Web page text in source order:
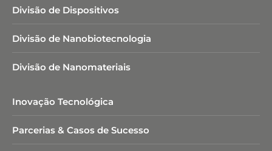
Divisão de Dispositivos
Divisão de Nanobiotecnologia​
Divisão de Nanomateriais
Inovação Tecnológica
Parcerias & Casos de Sucesso